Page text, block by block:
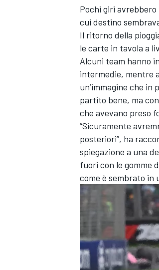
MONOPOSTO
Pochi giri
cui destino
Il ritorno della
le carte in tavola a
Alcuni team hanno
intermedie, mentre
un’immagine che
partito bene, ma
che avevano preso
“Sicuramente
posteriori”, ha
spiegazione a una
fuori con le gomme
come è sembrato in